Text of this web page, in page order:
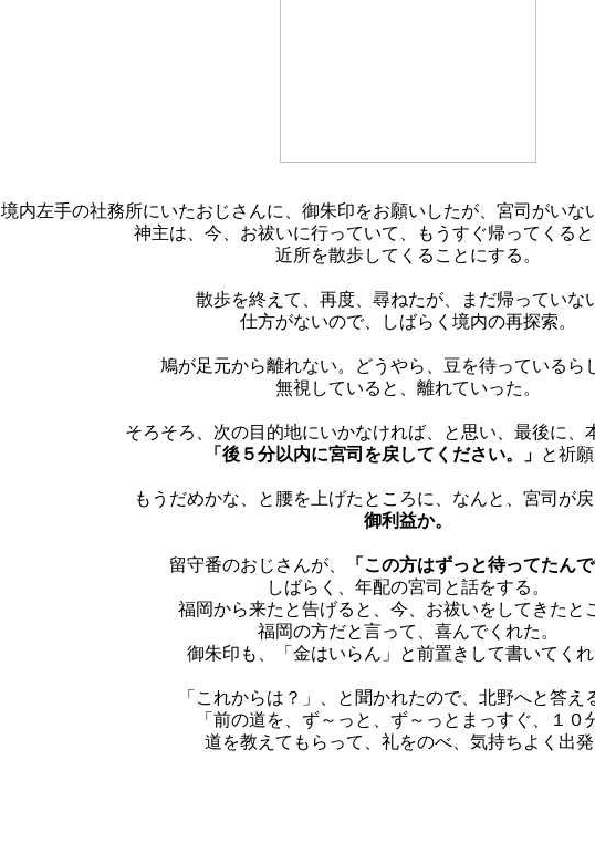
境内左手の社務所にいたおじさんに、御朱印をお願いしたが、宮司がいな
神主は、今、お祓いに行っていて、もうすぐ帰ってくると
近所を散歩してくることにする。
散歩を終えて、再度、尋ねたが、まだ帰っていな
仕方がないので、しばらく境内の再探索。
鳩が足元から離れない。どうやら、豆を待っているら
無視していると、離れていった。
そろそろ、次の目的地にいかなければ、と思い、最後に、
「後５分以内に宮司を戻してください。」 と祈願
もうだめかな、と腰を上げたところに、なんと、宮司が戻
御利益か。
留守番のおじさんが、
「この方はずっと待ってたんで
しばらく、年配の宮司と話をする。
福岡から来たと告げると、今、お祓いをしてきたと
福岡の方だと言って、喜んでくれた。
御朱印も、「金はいらん」と前置きして書いてくれ
「これからは？」、と聞かれたので、北野へと答え
「前の道を、ず～っと、ず～っとまっすぐ、１０
道を教えてもらって、礼をのべ、気持ちよく出発